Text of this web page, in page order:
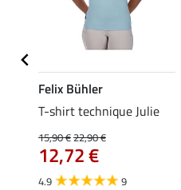
Felix Bühler
T-shirt technique Julie
15,90 €22,90 €
12,72 €
4.9 9